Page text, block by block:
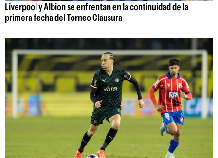
Liverpool y Albion se enfrentan en la continuidad de la
primera fecha del Torneo Clausura